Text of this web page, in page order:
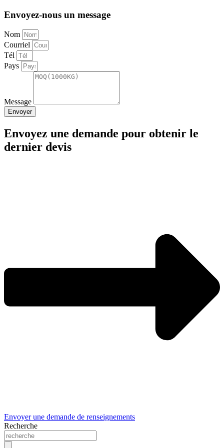
Envoyez-nous un message
Nom
Courriel
Tél
Pays
Message
Envoyer
Envoyez une demande pour obtenir le
dernier devis
Envoyer une demande de renseignements
Recherche